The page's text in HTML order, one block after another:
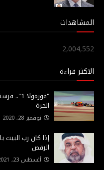
المشاهدات
2,004,552
الاكثر قراءة
الحرة
نوفمبر 28, 2020
إذا كان رب
الرقص
أغسطس 23, 2021